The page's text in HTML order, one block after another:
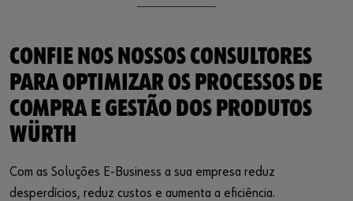
CONFIE NOS NOSSOS CONSULTORES
PARA OPTIMIZAR OS PROCESSOS DE
COMPRA E GESTÃO DOS PRODUTOS
WÜRTH
Com as Soluções E-Business a sua empresa reduz
desperdícios, reduz custos e aumenta a eficiência.